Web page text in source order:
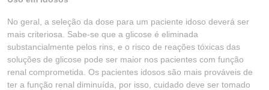
No geral, a seleção da dose para um paciente idoso deverá ser
mais criteriosa. Sabe-se que a glicose é eliminada
substancialmente pelos rins, e o risco de reações tóxicas das
soluções de glicose pode ser maior nos pacientes com função
renal comprometida. Os pacientes idosos são mais prováveis de
ter a função renal diminuída, por isso, cuidado deve ser tomado